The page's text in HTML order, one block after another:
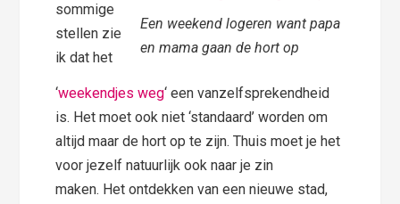
Een weekend logeren want papa
en mama gaan de hort op
sommige
stellen zie
ik dat het
‘weekendjes weg‘ een vanzelfsprekendheid
is. Het moet ook niet ‘standaard’ worden om
altijd maar de hort op te zijn. Thuis moet je het
voor jezelf natuurlijk ook naar je zin
maken. Het ontdekken van een nieuwe stad,